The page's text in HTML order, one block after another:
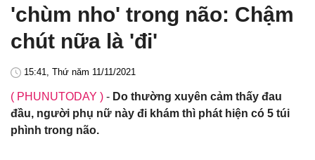
'chùm nho' trong não: Chậm
chút nữa là 'đi'
15:41, Thứ năm 11/11/2021
( PHUNUTODAY ) - Do thường xuyên cảm thấy đau
đầu, người phụ nữ này đi khám thì phát hiện có 5 túi
phình trong não.